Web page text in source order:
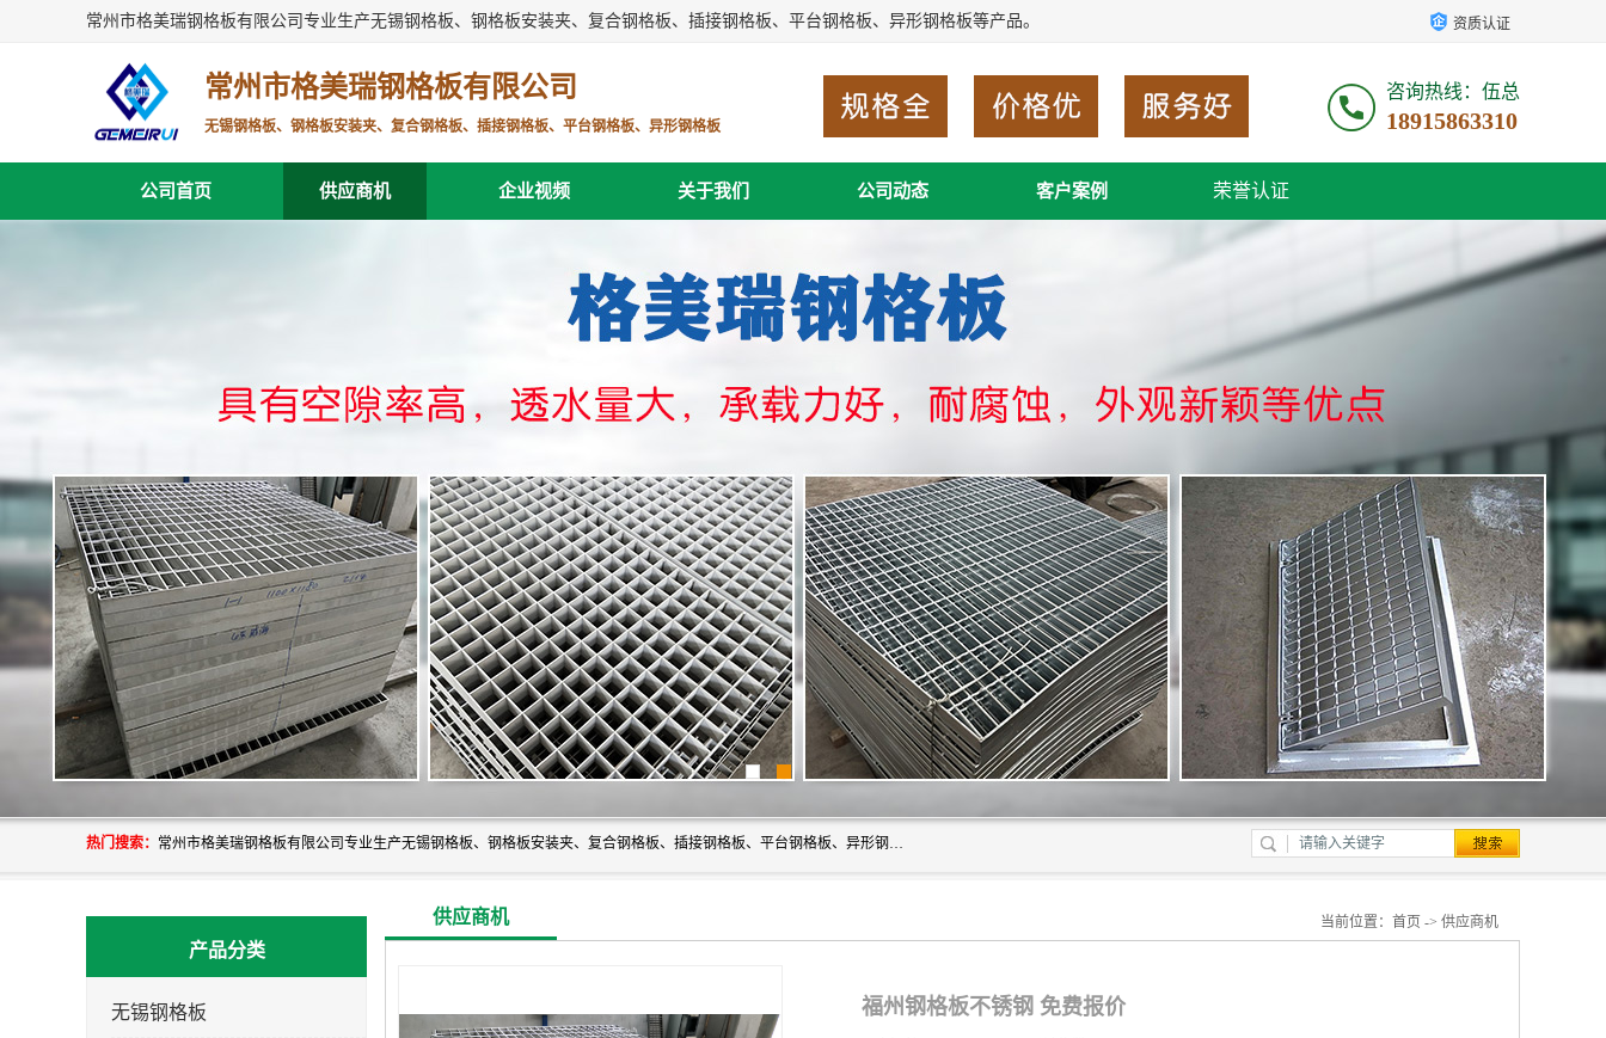
常州市格美瑞钢格板有限公司专业生产无锡钢格板、钢格板安装夹、复合钢格板、插接钢格板、平台钢格板、异形钢格板等产品。 资质认证
常州市格美瑞钢格板有限公司
无锡钢格板、钢格板安装夹、复合钢格板、插接钢格板、平台钢格板、异形钢格板
咨询热线：伍总
18915863310
公司首页 供应商机 企业视频 关于我们 公司动态 客户案例 荣誉认证
热门搜索： 常州市格美瑞钢格板有限公司专业生产无锡钢格板、钢格板安装夹、复合钢格板、插接钢格板、平台钢格板、异形钢格板等产品。
产品分类
无锡钢格板
供应商机 当前位置： 首页 -> 供应商机
福州钢格板不锈钢 免费报价